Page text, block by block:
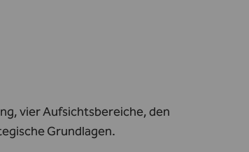
vier Aufsichtsbereiche, den
Grundlagen.